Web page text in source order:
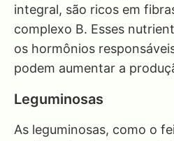
integral, são ricos em
complexo B. Esses
os hormônios
podem aumentar a
Leguminosas
As leguminosas, como o